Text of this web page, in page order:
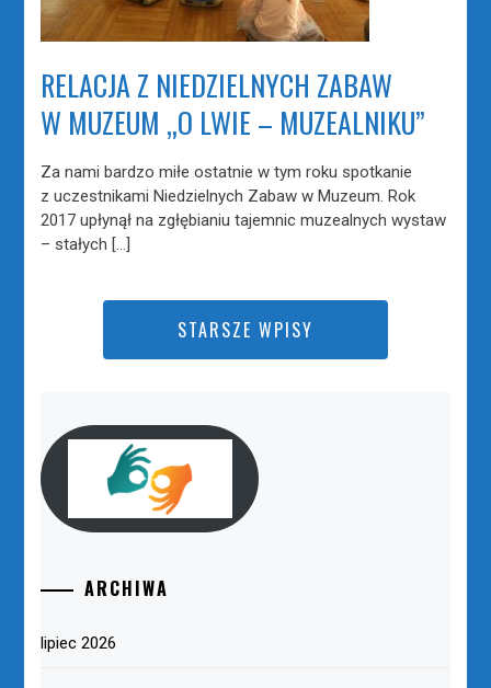
RELACJA Z NIEDZIELNYCH ZABAW
W MUZEUM „O LWIE – MUZEALNIKU”
Za nami bardzo miłe ostatnie w tym roku spotkanie
z uczestnikami Niedzielnych Zabaw w Muzeum. Rok
2017 upłynął na zgłębianiu tajemnic muzealnych wystaw
– stałych […]
STARSZE WPISY
ARCHIWA
lipiec 2026